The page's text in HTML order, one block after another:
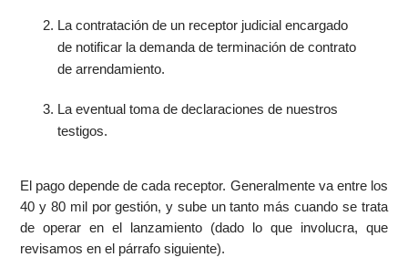
La contratación de un receptor judicial encargado
de notificar la demanda de terminación de contrato
de arrendamiento.
La eventual toma de declaraciones de nuestros
testigos.
El pago depende de cada receptor. Generalmente va entre los
40 y 80 mil por gestión, y sube un tanto más cuando se trata
de operar en el lanzamiento (dado lo que involucra, que
revisamos en el párrafo siguiente).